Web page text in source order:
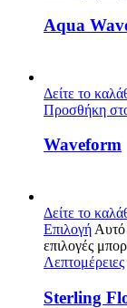
Aqua
Δείτε το
Προσθήκη
Waveform
Δείτε το
Επιλογή Αυτό
επιλογές
Λεπτομέρειες
Sterling